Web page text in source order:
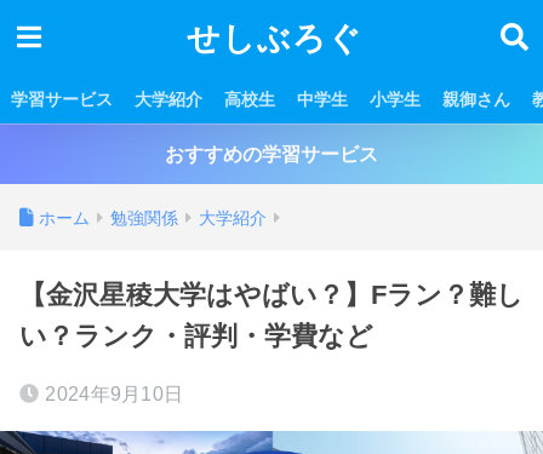
せしぶろぐ
学習サービス 大学紹介 高校生 中学生 小学生 親御さん
おすすめの学習サービス
ホーム 勉強関係 大学紹介
【金沢星稜大学はやばい？】Fラン？難し
い？ランク・評判・学費など
2024年9月10日